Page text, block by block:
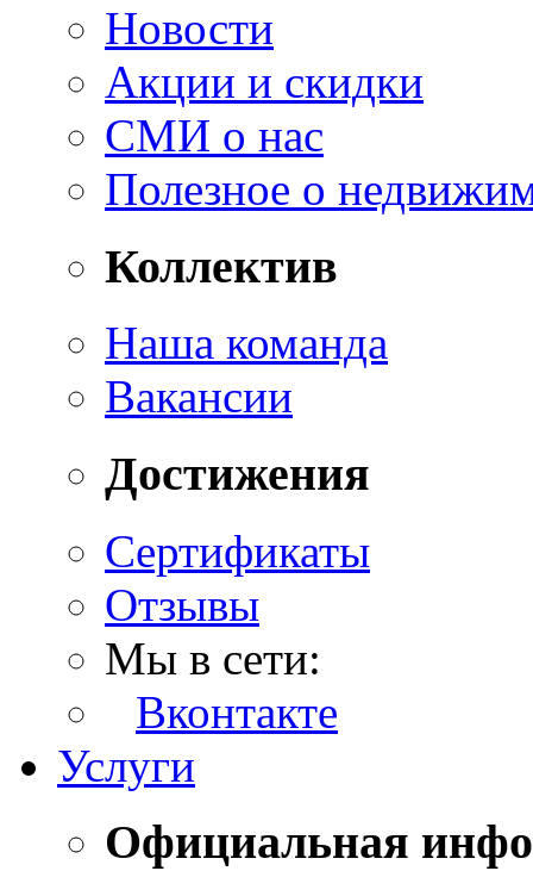
Новости
Акции и скидки
СМИ о нас
Полезное о
Коллектив
Наша команда
Вакансии
Достижения
Сертификаты
Отзывы
Мы в сети:
Вконтакте
Услуги
Официальная